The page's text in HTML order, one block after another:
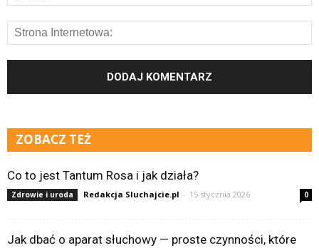
ZOBACZ TEŻ
Co to jest Tantum Rosa i jak działa?
Zdrowie i uroda Redakcja Sluchajcie.pl - 15 stycznia 2026 0
Jak dbać o aparat słuchowy — proste czynności, które